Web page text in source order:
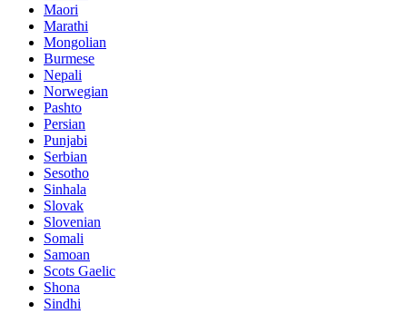
Maori
Marathi
Mongolian
Burmese
Nepali
Norwegian
Pashto
Persian
Punjabi
Serbian
Sesotho
Sinhala
Slovak
Slovenian
Somali
Samoan
Scots Gaelic
Shona
Sindhi